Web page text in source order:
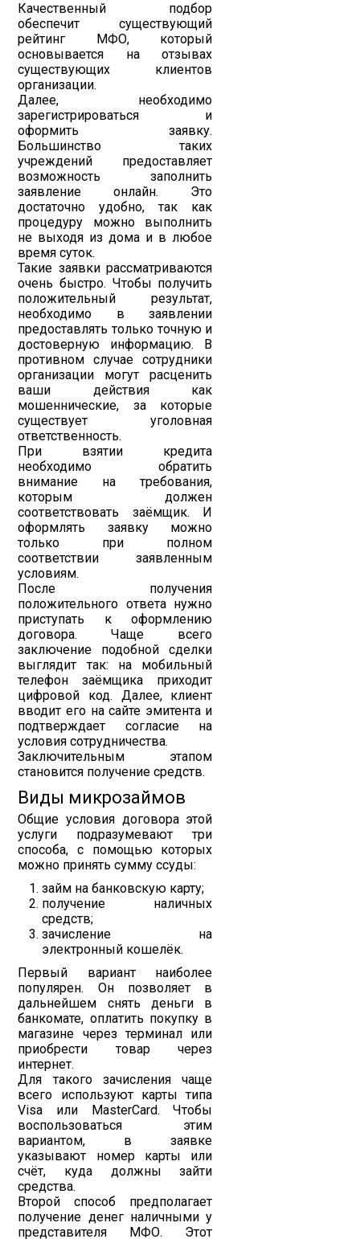
Качественный подбор
обеспечит существующий
рейтинг МФО, который
основывается на отзывах
существующих клиентов
организации.
Далее, необходимо
зарегистрироваться и
оформить заявку.
Большинство таких
учреждений предоставляет
возможность заполнить
заявление онлайн. Это
достаточно удобно, так как
процедуру можно выполнить
не выходя из дома и в любое
время суток.
Такие заявки рассматриваются
очень быстро. Чтобы получить
положительный результат,
необходимо в заявлении
предоставлять только точную и
достоверную информацию. В
противном случае сотрудники
организации могут расценить
ваши действия как
мошеннические, за которые
существует уголовная
ответственность.
При взятии кредита
необходимо обратить
внимание на требования,
которым должен
соответствовать заёмщик. И
оформлять заявку можно
только при полном
соответствии заявленным
условиям.
После получения
положительного ответа нужно
приступать к оформлению
договора. Чаще всего
заключение подобной сделки
выглядит так: на мобильный
телефон заёмщика приходит
цифровой код. Далее, клиент
вводит его на сайте эмитента и
подтверждает согласие на
условия сотрудничества.
Заключительным этапом
становится получение средств.
Виды микрозаймов
Общие условия договора этой
услуги подразумевают три
способа, с помощью которых
можно принять сумму ссуды:
займ на банковскую карту;
получение наличных
средств;
зачисление на
электронный кошелёк.
Первый вариант наиболее
популярен. Он позволяет в
дальнейшем снять деньги в
банкомате, оплатить покупку в
магазине через терминал или
приобрести товар через
интернет.
Для такого зачисления чаще
всего используют карты типа
Visa или MasterCard. Чтобы
воспользоваться этим
вариантом, в заявке
указывают номер карты или
счёт, куда должны зайти
средства.
Второй способ предполагает
получение денег наличными у
представителя МФО. Этот